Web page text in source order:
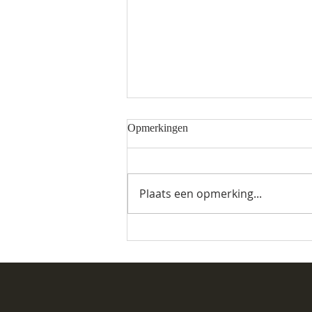
Opmerkingen
Plaats een opmerking...